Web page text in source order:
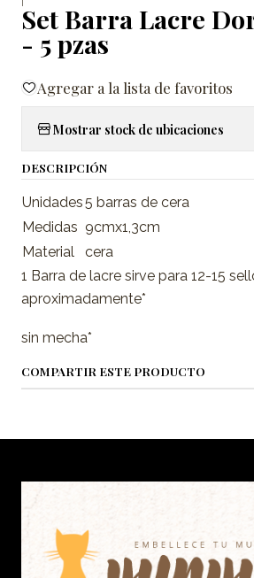
Set Barra Lacre
- 5 pzas
Agregar a la lista de favoritos
Mostrar stock de ubicaciones
DESCRIPCIÓN
Unidades5 barras de cera
Medidas 9cmx1,3cm
Material
cera
1 Barra de lacre sirve para 12-15
aproximadamente*
sin mecha*
COMPARTIR ESTE PRODUCTO